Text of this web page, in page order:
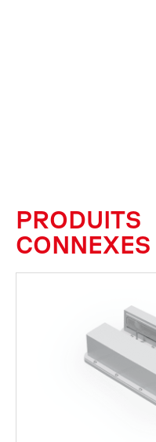
PRODUITS
CONNEXES